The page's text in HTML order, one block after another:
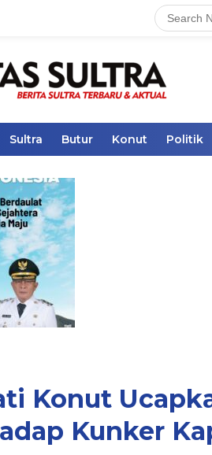
Sultra Butur Konut Politik
Konut
Kunker